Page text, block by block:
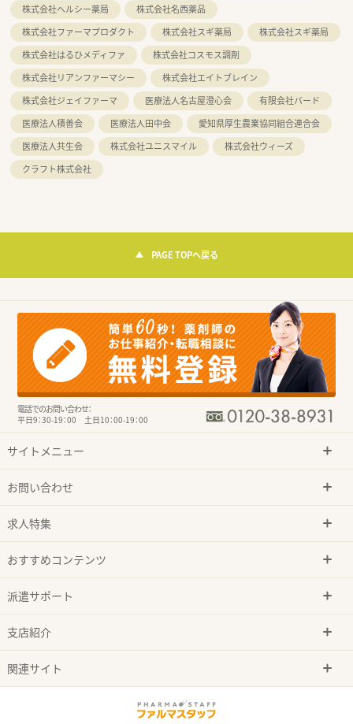
株式会社ヘルシー薬局
株式会社名西薬品
株式会社ファーマプロダクト
株式会社スギ薬局
株式会社スギ薬局
株式会社はるひメディファ
株式会社コスモス調剤
株式会社リアンファーマシー
株式会社エイトブレイン
株式会社ジェイファーマ
医療法人名古屋澄心会
有限会社バード
医療法人積善会
医療法人田中会
愛知県厚生農業協同組合連合会
医療法人共生会
株式会社ユニスマイル
株式会社ウィーズ
クラフト株式会社
PAGE TOPへ戻る
電話でのお問い合わせ：
平日9：30-19：00 土日10：00-19：00
サイトメニュー
お問い合わせ
求人特集
おすすめコンテンツ
派遣サポート
支店紹介
関連サイト